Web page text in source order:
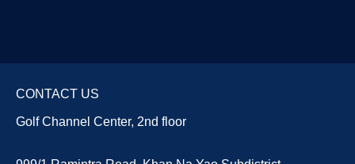
CONTACT US
Golf Channel Center, 2nd floor